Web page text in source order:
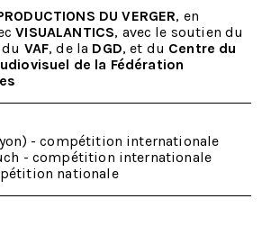
DU VERGER, en
VISUALANTICS, avec le soutien du
du VAF, de la DGD, et du Centre du
de la Fédération
- compétition internationale
- compétition internationale
nationale